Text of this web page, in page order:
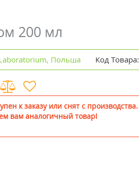
200 мл
Польша Код Товара:
к заказу или снят с производства.
вам аналогичный товар!